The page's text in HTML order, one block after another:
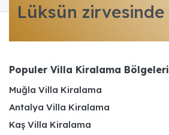
Lüksün zirvesinde
Populer Villa Kiralama Bölgeleri
Muğla Villa Kiralama
Antalya Villa Kiralama
Kaş Villa Kiralama